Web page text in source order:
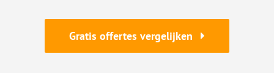
Gratis offertes vergelijken